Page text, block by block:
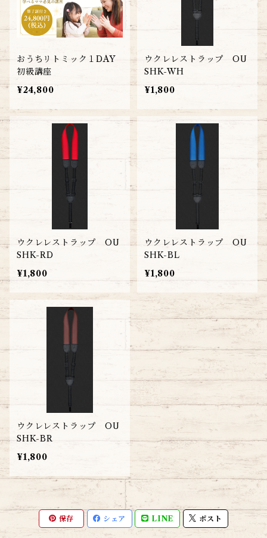
おうちリトミック１DAY
初級講座
¥24,800
ウクレレストラップ OU
SHK-WH
¥1,800
ウクレレストラップ OU
SHK-RD
¥1,800
ウクレレストラップ OU
SHK-BL
¥1,800
ウクレレストラップ OU
SHK-BR
¥1,800
保存 シェア LINE ポスト